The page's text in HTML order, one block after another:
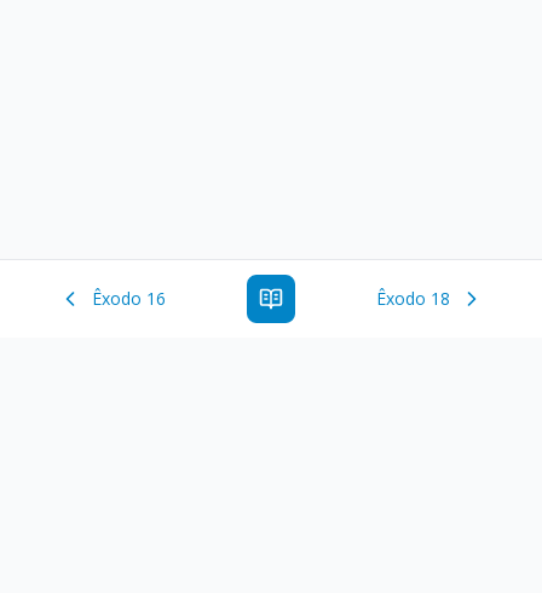
Êxodo 16 Êxodo 18